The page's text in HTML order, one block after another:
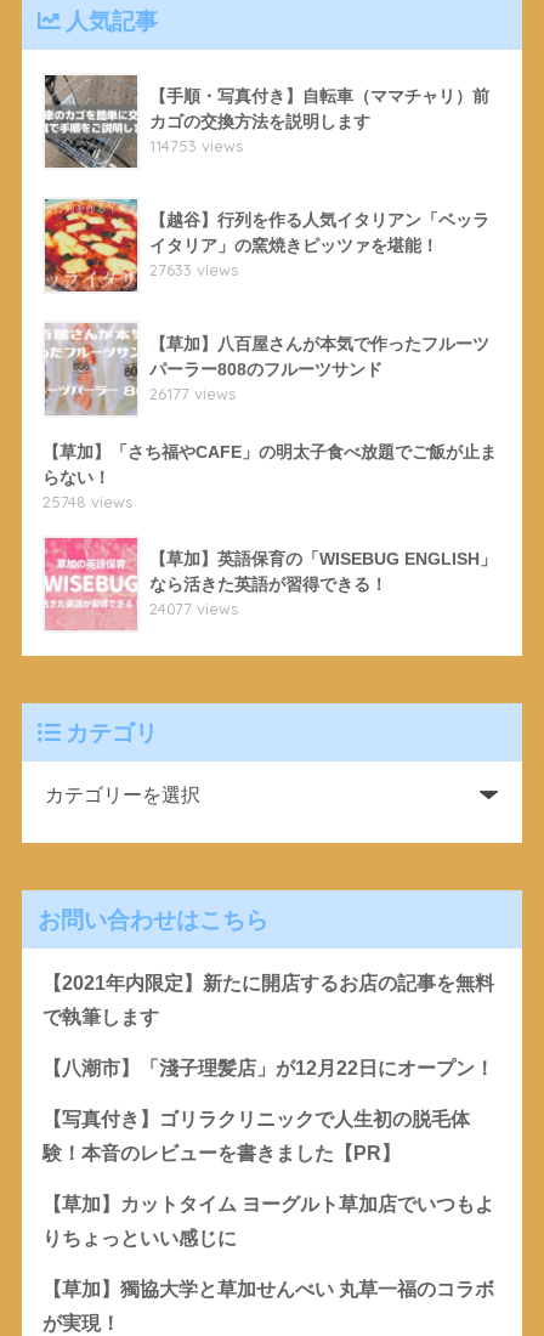
人気記事
【手順・写真付き】自転車（ママチャリ）前
カゴの交換方法を説明します
114753 views
【越谷】行列を作る人気イタリアン「ベッラ
イタリア」の窯焼きピッツァを堪能！
27633 views
【草加】八百屋さんが本気で作ったフルーツ
パーラー808のフルーツサンド
26177 views
【草加】「さち福やCAFE」の明太子食べ放題でご飯が止ま
らない！
25748 views
【草加】英語保育の「WISEBUG ENGLISH」
なら活きた英語が習得できる！
24077 views
カテゴリ
お問い合わせはこちら
【2021年内限定】新たに開店するお店の記事を無料
で執筆します
【八潮市】「淺子理髪店」が12月22日にオープン！
【写真付き】ゴリラクリニックで人生初の脱毛体
験！本音のレビューを書きました【PR】
【草加】カットタイム ヨーグルト草加店でいつもよ
りちょっといい感じに
【草加】獨協大学と草加せんべい 丸草一福のコラボ
が実現！